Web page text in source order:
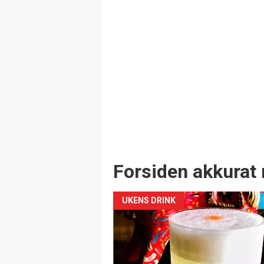
Forsiden akkurat
UKENS DRINK